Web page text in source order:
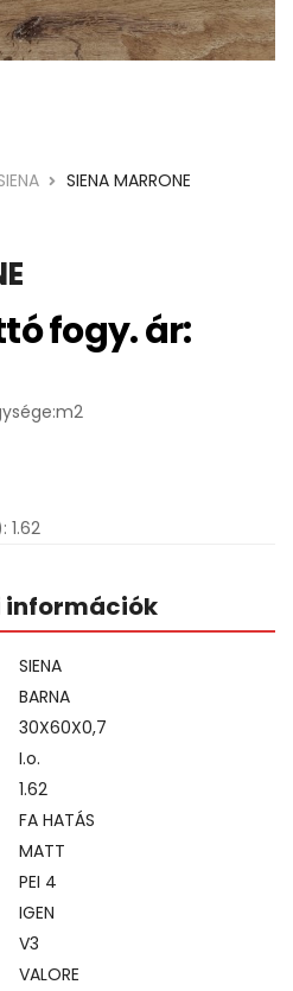
SIENA MARRONE
fogy. ár:
1.62
információk
SIENA
BARNA
30X60X0,7
I.o.
1.62
FA HATÁS
MATT
PEI 4
IGEN
V3
VALORE